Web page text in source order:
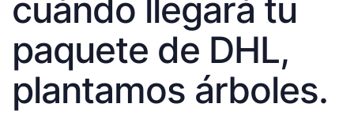
cuándo llegará tu
paquete de DHL,
plantamos árboles.